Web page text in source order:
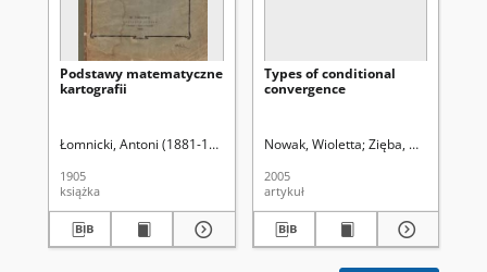
Podstawy matematyczne
kartografii
Łomnicki, Antoni (1881-1941)
1905
książka
Types of conditional
convergence
Nowak, Wioletta Zięba, Wiesław
2005
artykuł